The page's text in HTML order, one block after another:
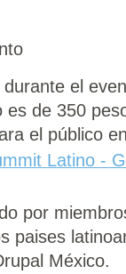
el
es de 350
el público
Latino -
por
paises
México.